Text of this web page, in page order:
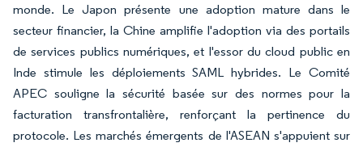
monde. Le Japon présente une adoption mature dans le
secteur financier, la Chine amplifie l'adoption via des portails
de services publics numériques, et l'essor du cloud public en
Inde stimule les déploiements SAML hybrides. Le Comité
APEC souligne la sécurité basée sur des normes pour la
facturation transfrontalière, renforçant la pertinence du
protocole. Les marchés émergents de l'ASEAN s'appuient sur